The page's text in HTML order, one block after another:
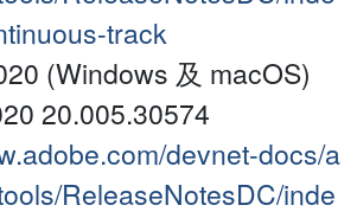
track
(Windows 及 macOS)
20.005.30574
devnet-docs/a
ReleaseNotesDC/inde